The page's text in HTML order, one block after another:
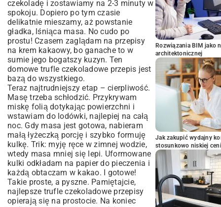
czekoladę i zostawiamy na 2-3 minuty w
spokoju. Dopiero po tym czasie
delikatnie mieszamy, aż powstanie
gładka, lśniąca masa. No cudo po
prostu! Czasem zaglądam na przepisy
na krem kakaowy, bo ganache to w
sumie jego bogatszy kuzyn. Ten
domowe trufle czekoladowe przepis jest
bazą do wszystkiego.
Teraz najtrudniejszy etap – cierpliwość.
Masę trzeba schłodzić. Przykrywam
miskę folią dotykając powierzchni i
wstawiam do lodówki, najlepiej na całą
noc. Gdy masa jest gotowa, nabieram
małą łyżeczką porcję i szybko formuję
kulkę. Trik: myję ręce w zimnej wodzie,
wtedy masa mniej się lepi. Uformowane
kulki odkładam na papier do pieczenia i
każdą obtaczam w kakao. I gotowe!
Takie proste, a pyszne. Pamiętajcie,
najlepsze trufle czekoladowe przepisy
opierają się na prostocie. Na koniec
Rozwiązania BIM jako
architektonicznej
Jak zakupić wydajny
stosunkowo niskiej